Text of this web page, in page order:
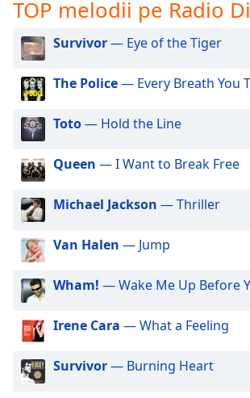
dialog
off
selected
Audio
Picture-
Picture
Fullscreen
This
modal
Beginning
dialog
window.
Escape
TOP melodii pe Radio
Survivor— Eye of the Tiger
The Police— Every Breath You
Toto— Hold the Line
Queen — I Want to Break Free
Michael Jackson — Thriller
Van Halen — Jump
Wham! — Wake Me Up Before
Irene Cara — What a Feeling
Survivor— Burning Heart